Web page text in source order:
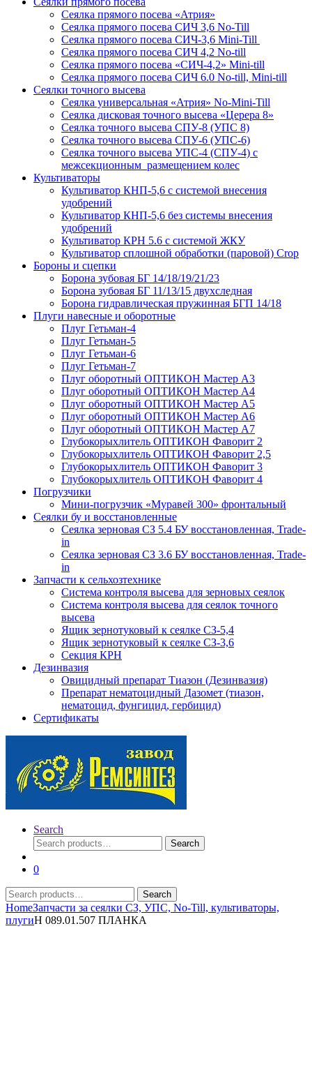
Сеялка прямого посева «Атрия»
Сеялка прямого посева СИЧ 3,6 No-Till
Сеялка прямого посева СИЧ-3,6 Mini-Till
Сеялка прямого посева СИЧ 4,2 No-till
Сеялка прямого посева «СИЧ-4,2» Mini-till
Сеялка прямого посева СИЧ 6.0 No-till, Mini-till
Сеялки точного высева
Сеялка универсальная «Атрия» No-Mini-Till
Сеялка дисковая точного высева «Церера 8»
Сеялка точного высева СПУ-8 (УПС 8)
Сеялка точного высева СПУ-6 (УПС-6)
Сеялка точного высева УПС-4 (СПУ-4) с
межсекционным размещением колес
Культиваторы
Культиватор КНП-5,6 с системой внесения
удобрений
Культиватор КНП-5,6 без системы внесения
удобрений
Культиватор КРН 5.6 с системой ЖКУ
Культиватор сплошной обработки (паровой) Crop
Бороны и сцепки
Борона зубовая БГ 14/18/19/21/23
Борона зубовая БГ 11/13/15 двухследная
Борона гидравлическая пружинная БГП 14/18
Плуги навесные и оборотные
Плуг Гетьман-4
Плуг Гетьман-5
Плуг Гетьман-6
Плуг Гетьман-7
Плуг оборотный ОПТИКОН Мастер А3
Плуг оборотный ОПТИКОН Мастер А4
Плуг оборотный ОПТИКОН Мастер А5
Плуг оборотный ОПТИКОН Мастер А6
Плуг оборотный ОПТИКОН Мастер А7
Глубокорыхлитель ОПТИКОН Фаворит 2
Глубокорыхлитель ОПТИКОН Фаворит 2,5
Глубокорыхлитель ОПТИКОН Фаворит 3
Глубокорыхлитель ОПТИКОН Фаворит 4
Погрузчики
Мини-погрузчик «Муравей 300» фронтальный
Сеялки бу и восстановленные
Сеялка зерновая СЗ 5.4 БУ восстановленная, Trade-
in
Сеялка зерновая СЗ 3.6 БУ восстановленная, Trade-
in
Запчасти к сельхозтехнике
Система контроля высева для зерновых сеялок
Система контроля высева для сеялок точного
высева
Ящик зернотуковый к сеялке СЗ-5,4
Ящик зернотуковый к сеялке СЗ-3,6
Секция КРН
Дезинвазия
Овицидный препарат Тиазон (Дезинвазия)
Препарат нематоцидный Дазомет (тиазон,
нематоцид, фунгицид, гербицид)
Сертификаты
Search
Search
for:
Search
0
Search
for:
Search
HomeЗапчасти за сеялки СЗ, УПС, No-Till, культиваторы,
плугиН 089.01.507 ПЛАНКА